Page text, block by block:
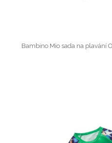
Bambino Mio sada na plavání